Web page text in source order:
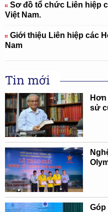
Sơ đồ tổ chức Liên hiệp
Việt Nam.
Giới thiệu Liên hiệp các
Nam
Tin mới
sử
Góp